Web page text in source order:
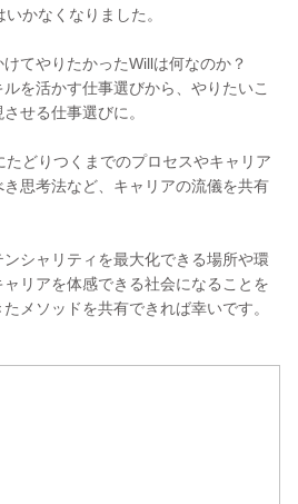
かなくなりました。
てやりたかったWillは何なのか？
を活かす仕事選びから、やりたいこ
せる仕事選びに。
たどりつくまでのプロセスやキャリア
思考法など、キャリアの流儀を共有
シャリティを最大化できる場所や環
リアを体感できる社会になることを
メソッドを共有できれば幸いです。